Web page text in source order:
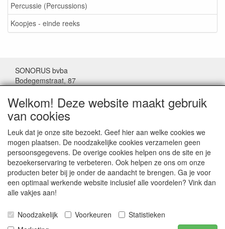
Percussie (Percussions)
Koopjes - einde reeks
SONORUS bvba
Bodegemstraat, 87
België
Mail:sonorus@skynet.be
Openingsuren:
Maandag tot donderdag van 10 tot17 uur.
Vrijdag van 10 tot 16 uur.
BTW: BE.0467.066.282
Welkom! Deze website maakt gebruik
van cookies
Leuk dat je onze site bezoekt. Geef hier aan welke cookies we
mogen plaatsen. De noodzakelijke cookies verzamelen geen
persoonsgegevens. De overige cookies helpen ons de site en je
bezoekerservaring te verbeteren. Ook helpen ze ons om onze
producten beter bij je onder de aandacht te brengen. Ga je voor
een optimaal werkende website inclusief alle voordelen? Vink dan
alle vakjes aan!
Noodzakelijk Voorkeuren
Statistieken